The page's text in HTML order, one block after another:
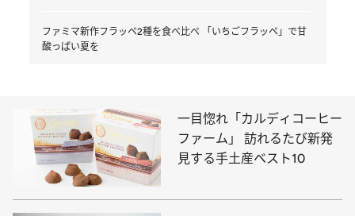
ファミマ新作フラッペ2種を食べ比べ 「いちごフラッペ」で甘
酸っぱい夏を
一目惚れ「カルディコーヒー
ファーム」 訪れるたび新発
見する手土産ベスト10